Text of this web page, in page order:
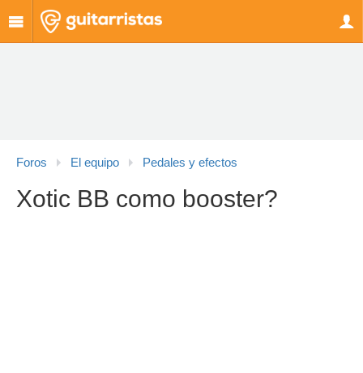
Foros El equipo Pedales y efectos
Xotic BB como booster?